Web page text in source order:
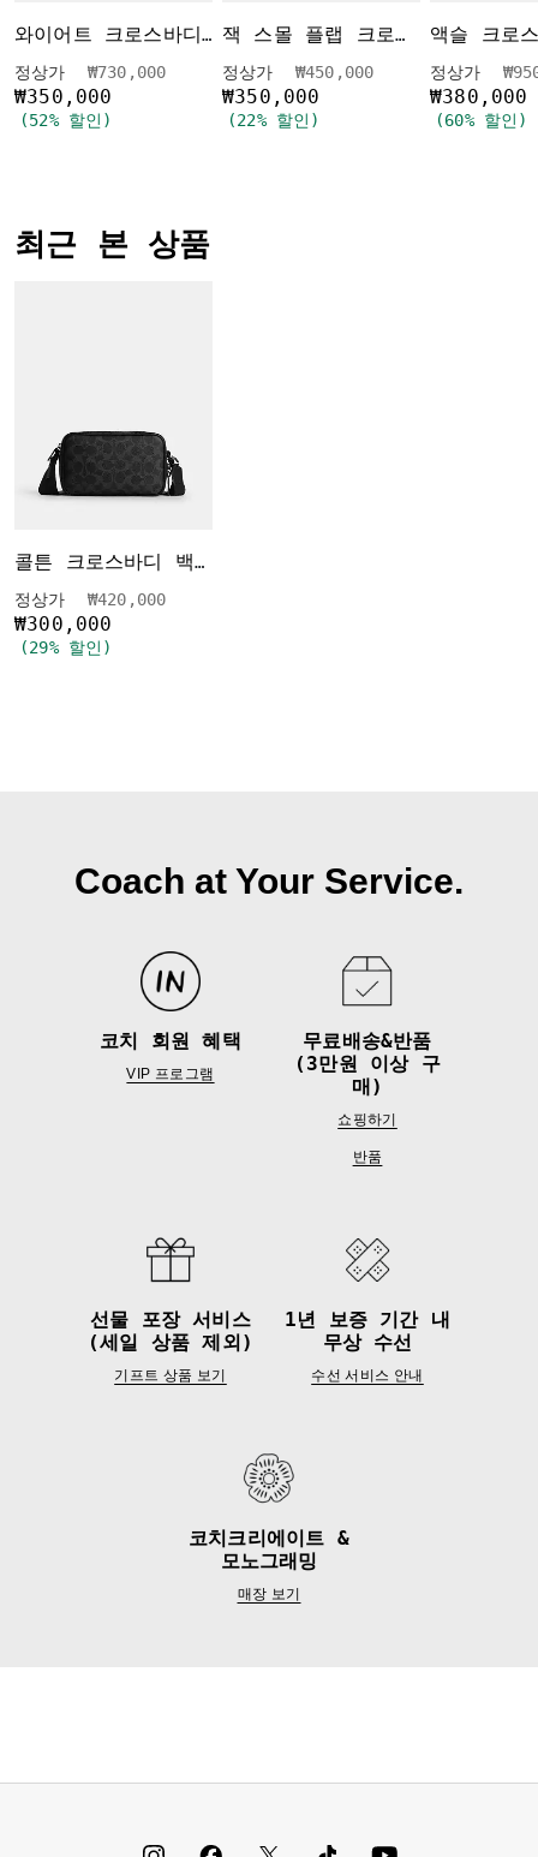
와이어트 크로스바디 백 인 시그니처 데님
정상가
가격 인하 전
₩730,000인하됨
₩350,000
(52% 할인)
잭 스몰 플랩 크로스바디 백 인 시그니처 캔버스
정상가
가격 인하 전
₩450,000인하됨
₩350,000
(22% 할인)
정상가 가
₩380,000
(60% 할인)
최근 본 상품
콜튼 크로스바디 백 19 인 시그니처 캔버스
정상가
가격 인하 전
₩420,000인하됨
₩300,000
(29% 할인)
Coach at Your Service.
코치 회원 혜택
VIP 프로그램
무료배송&반품
(3만원 이상 구
매)
쇼핑하기
반품
선물 포장 서비스
(세일 상품 제외)
기프트 상품 보기
1년 보증 기간 내
무상 수선
수선 서비스 안내
코치크리에이트 &
모노그래밍
매장 보기